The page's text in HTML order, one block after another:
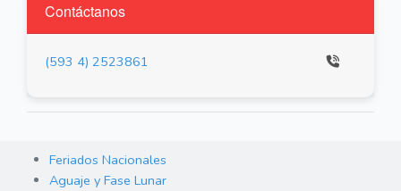
Contáctanos
(593 4) 2523861
Feriados Nacionales
Aguaje y Fase Lunar